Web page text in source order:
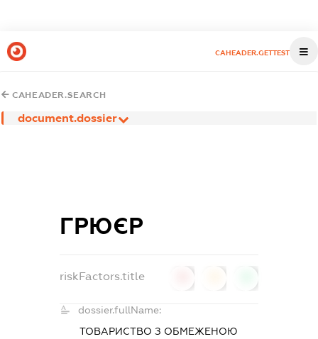
CAHEADER.GETTEST
CAHEADER.SEARCH
document.dossier
ГРЮЄР
riskFactors.title
dossier.fullName:
ТОВАРИСТВО З ОБМЕЖЕНОЮ